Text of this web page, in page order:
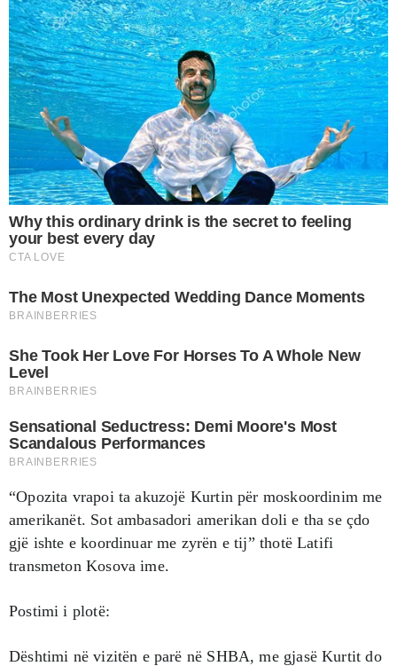
“Opozita vrapoi ta akuzojë Kurtin për moskoordinim me
amerikanët. Sot ambasadori amerikan doli e tha se çdo
gjë ishte e koordinuar me zyrën e tij” thotë Latifi
transmeton Kosova ime.
Postimi i plotë:
Dështimi në vizitën e parë në SHBA, me gjasë Kurtit do